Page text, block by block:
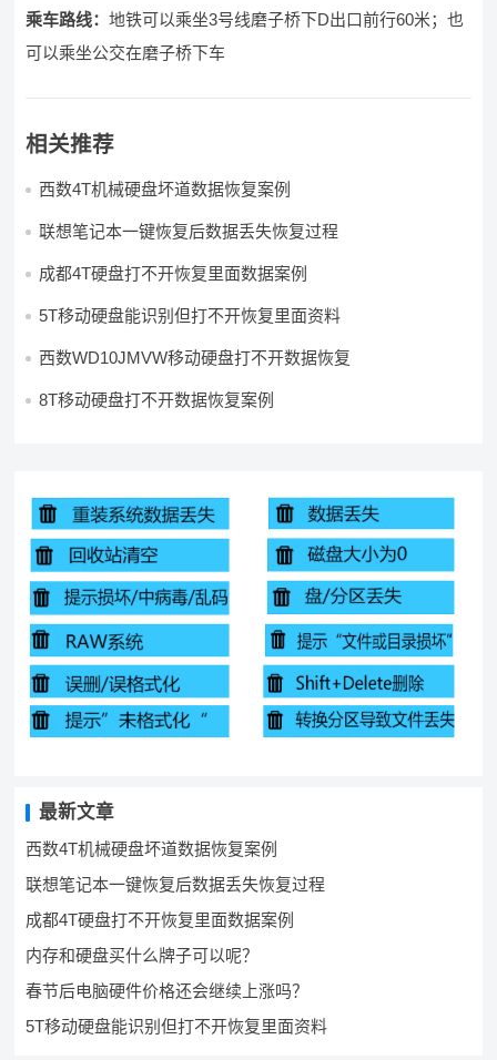
乘车路线：地铁可以乘坐3号线磨子桥下D出口前行60米；也
可以乘坐公交在磨子桥下车
相关推荐
西数4T机械硬盘坏道数据恢复案例
联想笔记本一键恢复后数据丢失恢复过程
成都4T硬盘打不开恢复里面数据案例
5T移动硬盘能识别但打不开恢复里面资料
西数WD10JMVW移动硬盘打不开数据恢复
8T移动硬盘打不开数据恢复案例
最新文章
西数4T机械硬盘坏道数据恢复案例
联想笔记本一键恢复后数据丢失恢复过程
成都4T硬盘打不开恢复里面数据案例
内存和硬盘买什么牌子可以呢？
春节后电脑硬件价格还会继续上涨吗？
5T移动硬盘能识别但打不开恢复里面资料